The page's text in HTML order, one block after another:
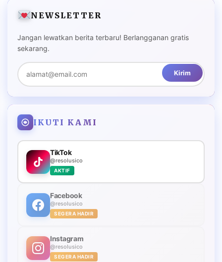
NEWSLETTER
Jangan lewatkan berita terbaru! Berlangganan gratis
sekarang.
Kirim
IKUTI KAMI
TikTok
@resolusico
AKTIF
Facebook
@resolusico
SEGERA HADIR
Instagram
@resolusico
SEGERA HADIR